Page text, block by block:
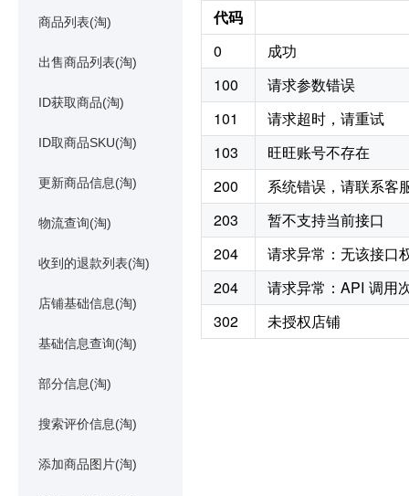
商品列表(淘)
出售商品列表(淘)
ID获取商品(淘)
ID取商品SKU(淘)
更新商品信息(淘)
物流查询(淘)
收到的退款列表(淘)
店铺基础信息(淘)
基础信息查询(淘)
部分信息(淘)
搜索评价信息(淘)
添加商品图片(淘)
代码
0
成功
100
请求参数错误
101
请求超时，请重试
103
旺旺账号不存在
200
系统错误，请联系客
203
暂不支持当前接口
204
请求异常：无该接口
204
请求异常：API 调用
302
未授权店铺